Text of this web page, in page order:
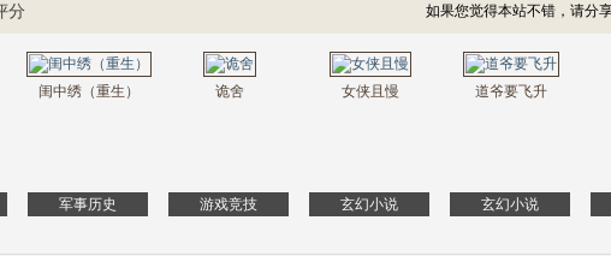
分 如果您觉得本站不错，请分
军事历史
闺中绣（重生）
游戏竞技
诡舍
玄幻小说
女侠且慢
玄幻小说
道爷要飞升